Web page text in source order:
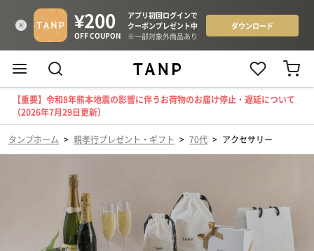
【重要】令和8年熊本地震の影響に伴うお荷物のお届け停止・遅延について
（2026年7月29日更新）
タンプホーム > 親孝行プレゼント・ギフト > 70代 > アクセサリー